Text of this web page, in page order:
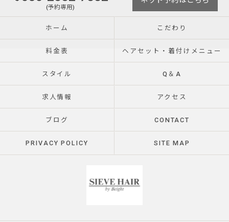
(予約専用)
ホーム こだわり
料金表 ヘアセット・着付けメニュー
スタイル Q＆A
求人情報 アクセス
ブログ CONTACT
PRIVACY POLICY SITE MAP